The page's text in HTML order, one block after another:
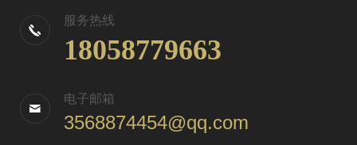
服务热线
18058779663
电子邮箱
3568874454@qq.com